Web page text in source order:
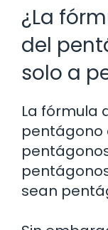
¿La
del
solo a
La fórmula
pentágono
sean